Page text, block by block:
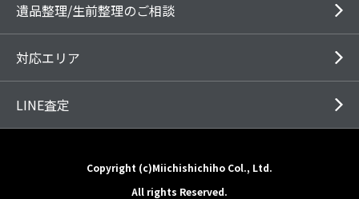
遺品整理/生前整理のご相談
対応エリア
LINE査定
Copyright (c)Miichishichiho Col., Ltd.
All rights Reserved.